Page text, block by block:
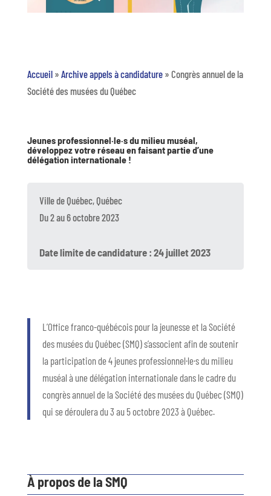
Accueil» Archive appels à candidature» Congrès annuel de la
Société des musées du Québec
Jeunes professionnel·le·s du milieu muséal,
développez votre réseau en faisant partie d’une
délégation internationale !
Ville de Québec, Québec
Du 2 au 6 octobre 2023
Date limite de candidature : 24 juillet 2023
L’Office franco-québécois pour la jeunesse et la Société
des musées du Québec (SMQ) s’associent afin de soutenir
la participation de 4 jeunes professionnel·le·s du milieu
muséal à une délégation internationale dans le cadre du
congrès annuel de la Société des musées du Québec (SMQ)
qui se déroulera du 3 au 5 octobre 2023 à Québec.
À propos de la SMQ